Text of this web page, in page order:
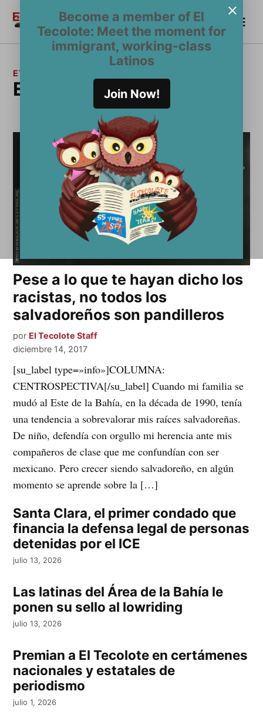
Become a member of El
Tecolote: Meet the moment for
immigrant, working-class
Latinos
Join Now!
contenido
El
Tecolote
Become a Member
ETIQUETA:
Ed Gillespie
Pese a lo que te hayan dicho los
racistas, no todos los
salvadoreños son pandilleros
por El Tecolote Staff
diciembre 14, 2017
[su_label type=»info»]COLUMNA:
CENTROSPECTIVA[/su_label] Cuando mi familia se
mudó al Este de la Bahía, en la década de 1990, tenía
una tendencia a sobrevalorar mis raíces salvadoreñas.
De niño, defendía con orgullo mi herencia ante mis
compañeros de clase que me confundían con ser
mexicano. Pero crecer siendo salvadoreño, en algún
momento se aprende sobre la […]
Santa Clara, el primer condado que
financia la defensa legal de personas
detenidas por el ICE
julio 13, 2026
Las latinas del Área de la Bahía le
ponen su sello al lowriding
julio 13, 2026
Premian a El Tecolote en certámenes
nacionales y estatales de
periodismo
julio 1, 2026